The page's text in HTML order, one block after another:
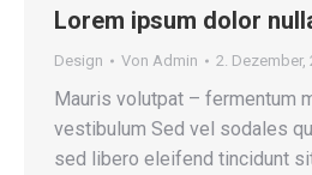
Lorem ipsum dolor
Design Von Admin 2. Dezember,
Mauris volutpat – fermentum
vestibulum Sed vel sodales
sed libero eleifend tincidunt